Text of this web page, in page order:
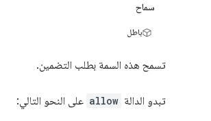
سماح
باطل
تسمح هذه السمة بطلب التضمين.
تبدو الدالة allow على النحو التالي: